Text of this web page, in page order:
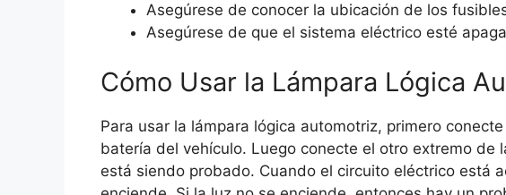
Asegúrese de conocer la ubicación de los
Asegúrese de que el sistema eléctrico esté
Cómo Usar la Lámpara Lógica
Para usar la lámpara lógica automotriz, primero
batería del vehículo. Luego conecte el otro extremo de
está siendo probado. Cuando el circuito eléctrico está